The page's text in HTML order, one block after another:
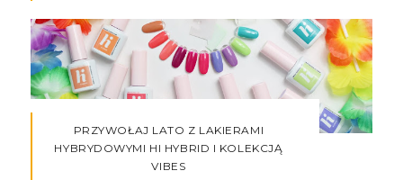
PRZYWOŁAJ LATO Z LAKIERAMI
HYBRYDOWYMI HI HYBRID I KOLEKCJĄ
VIBES